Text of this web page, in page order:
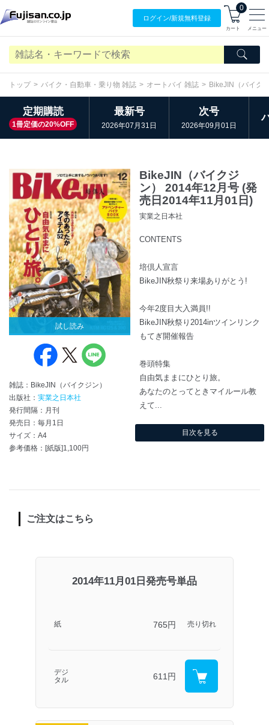
ログイン/新規無料登録
0
カート メニュー
トップ バイク・自動車・乗り物 雑誌 オートバイ 雑誌 BikeJIN（バイク
定期購読
1冊定価の20%OFF
最新号
2026年07月31日
次号
2026年09月01日
試し読み
雑誌：BikeJIN（バイクジン）
出版社： 実業之日本社
発行間隔：月刊
発売日：毎月1日
サイズ：A4
参考価格：[紙版]1,100円
BikeJIN（バイクジ
ン） 2014年12月号 (発
売日2014年11月01日)
実業之日本社
CONTENTS
培倶人宣言
BikeJIN秋祭り来場ありがとう!
今年2度目大入満員!!
BikeJIN秋祭り2014inツインリンク
もてぎ開催報告
巻頭特集
自由気ままにひとり旅。
あなたのとってときマイルール教
えて...
目次を見る
ご注文はこちら
2014年11月01日発売号単品
紙 765円 売り切れ
デジ
タル
611円